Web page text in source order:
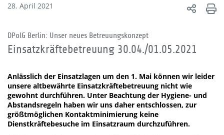
28. April 2021
DPolG Berlin: Unser neues Betreuungskonzept
Einsatzkräftebetreuung 30.04./01.05.2021
Anlässlich der Einsatzlagen um den 1. Mai können wir leider
unsere altbewährte Einsatzkräftebetreuung nicht wie
gewohnt durchführen. Unter Beachtung der Hygiene- und
Abstandsregeln haben wir uns daher entschlossen, zur
größtmöglichen Kontaktminimierung keine
Dienstkräftebesuche im Einsatzraum durchzuführen.